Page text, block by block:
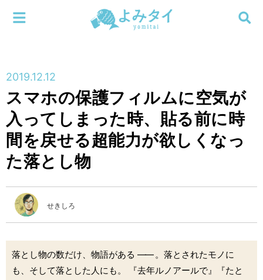
連載
新刊
特集
編集部
検索する
メニューを閉じる
2019.12.12
スマホの保護フィルムに空気が
入ってしまった時、貼る前に時
間を戻せる超能力が欲しくなっ
た落とし物
せきしろ
落とし物の数だけ、物語がある ―― 。落とされたモノに
も、そして落とした人にも。 『去年ルノアールで』『たと